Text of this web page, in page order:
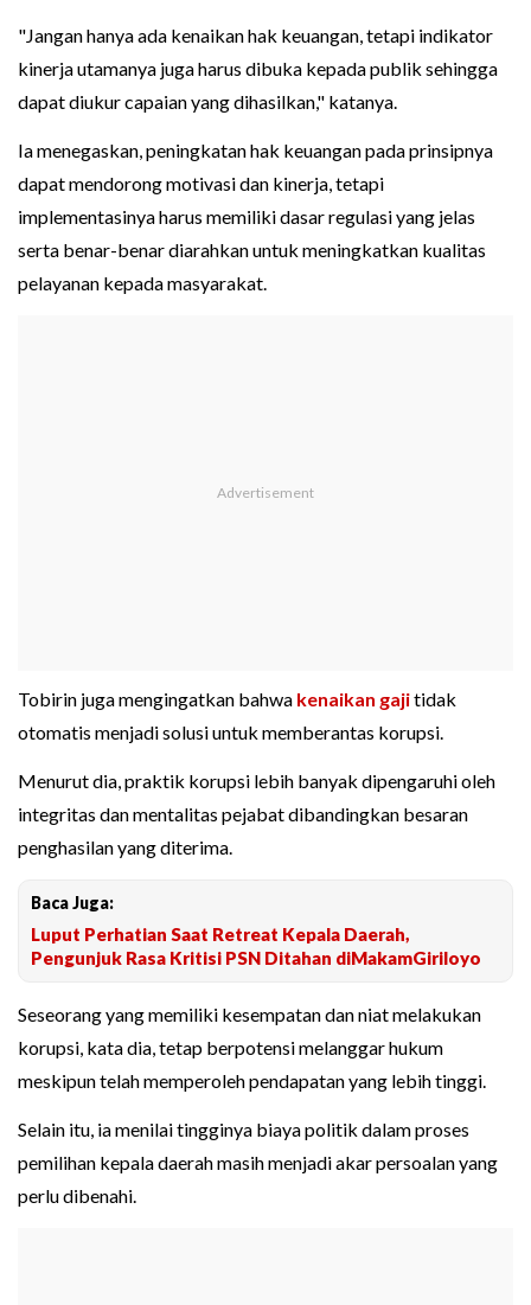
"Jangan hanya ada kenaikan hak keuangan, tetapi indikator
kinerja utamanya juga harus dibuka kepada publik sehingga
dapat diukur capaian yang dihasilkan," katanya.
Ia menegaskan, peningkatan hak keuangan pada prinsipnya
dapat mendorong motivasi dan kinerja, tetapi
implementasinya harus memiliki dasar regulasi yang jelas
serta benar-benar diarahkan untuk meningkatkan kualitas
pelayanan kepada masyarakat.
Tobirin juga mengingatkan bahwa kenaikan gajitidak
otomatis menjadi solusi untuk memberantas korupsi.
Menurut dia, praktik korupsi lebih banyak dipengaruhi oleh
integritas dan mentalitas pejabat dibandingkan besaran
penghasilan yang diterima.
Baca Juga:
Luput Perhatian Saat Retreat Kepala Daerah,
Pengunjuk Rasa Kritisi PSN Ditahan diMakamGiriloyo
Seseorang yang memiliki kesempatan dan niat melakukan
korupsi, kata dia, tetap berpotensi melanggar hukum
meskipun telah memperoleh pendapatan yang lebih tinggi.
Selain itu, ia menilai tingginya biaya politik dalam proses
pemilihan kepala daerah masih menjadi akar persoalan yang
perlu dibenahi.